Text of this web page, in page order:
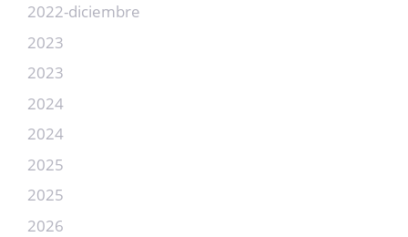
2022-diciembre
2023
2023
2024
2024
2025
2025
2026